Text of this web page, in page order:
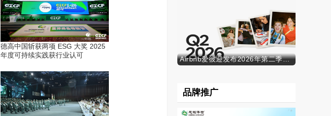
德高中国斩获两项 ESG 大奖 2025
年度可持续实践获行业认可
Airbnb爱彼迎发布2026年第二季度财务业绩
品牌推广